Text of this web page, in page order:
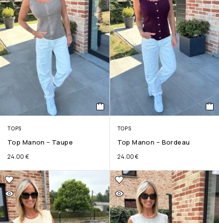
TOPS
Top Manon – Taupe
24.00 €
TOPS
Top Manon – Bordeau
24.00€